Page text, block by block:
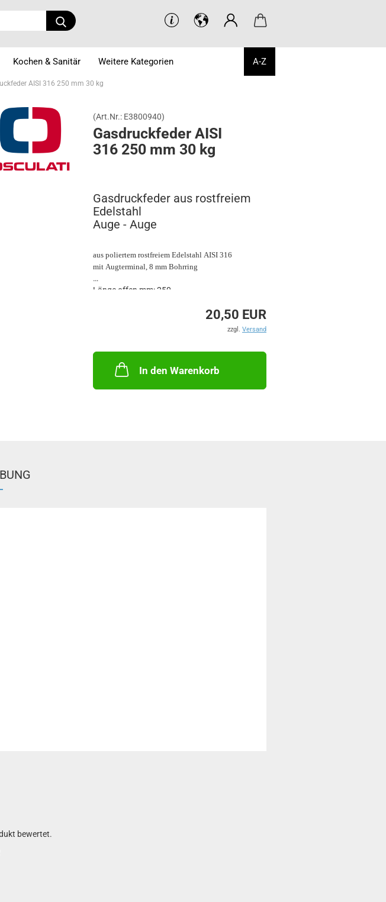
Suche...
Kochen & Sanitär A-Z
Weitere Kategorien
AISI 316 250 mm 30 kg
(Art.Nr.: E3800940)
Gas­druck­fe­der AISI
316 250 mm 30 kg
Gasdruckfeder aus rostfreiem
Edelstahl
Auge - Auge
aus poliertem rostfreiem Edelstahl AISI 316
mit Augterminal, 8 mm Bohrring
Länge offen mm: 250
20,50 EUR
zzgl. Versand
In den Warenkorb
bewertet.